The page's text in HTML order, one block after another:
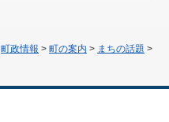
町政情報 > 町の案内 > まちの話題 >